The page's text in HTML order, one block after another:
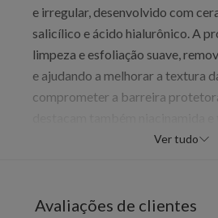
e irregular, desenvolvido com
salicílico e ácido hialurônico. A
limpeza e esfoliação suave,
e ajudando a melhorar a textura
comprometer a barreira
liberação contínua de hidratação,
hidratação ao longo do uso.
Ver tudo
Avaliações de clientes